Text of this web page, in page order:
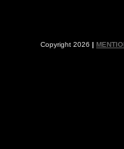
Copyright 2026|